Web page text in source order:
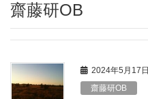
齋藤研OB
2024年5月17日
齋藤研OB